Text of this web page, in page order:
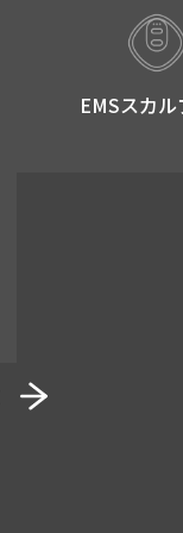
EMSスカ